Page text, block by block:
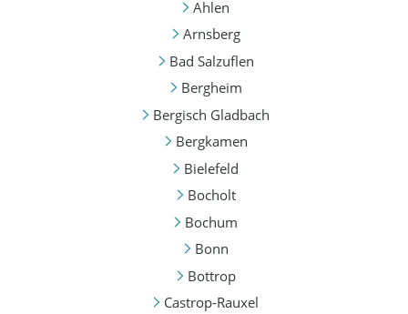
Ahlen
Arnsberg
Bad Salzuflen
Bergheim
Bergisch Gladbach
Bergkamen
Bielefeld
Bocholt
Bochum
Bonn
Bottrop
Castrop-Rauxel